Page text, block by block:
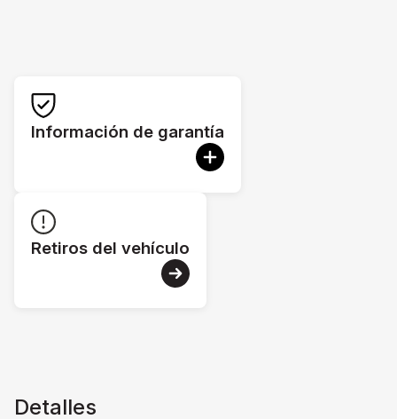
Información de garantía
Retiros del vehículo
Detalles